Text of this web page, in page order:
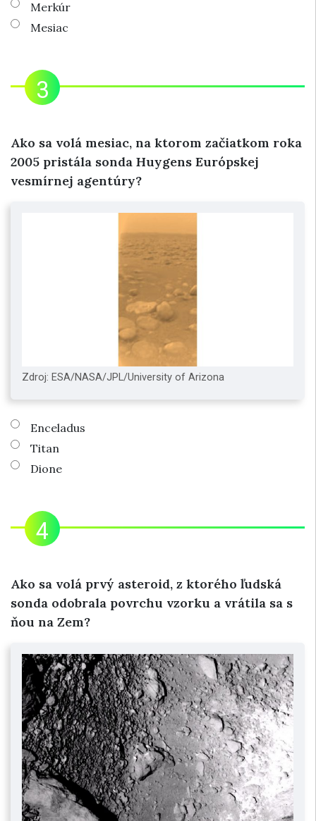
Merkúr
Mesiac
Ako sa volá mesiac, na ktorom začiatkom roka
2005 pristála sonda Huygens Európskej
vesmírnej agentúry?
Zdroj: ESA/NASA/JPL/University of Arizona
Enceladus
Titan
Dione
Ako sa volá prvý asteroid, z ktorého ľudská
sonda odobrala povrchu vzorku a vrátila sa s
ňou na Zem?